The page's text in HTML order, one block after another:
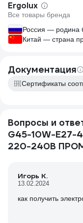
Ergolux
Все товары бренда
Россия — родина
Китай — страна
Документация
Сертификаты
Вопросы и
G45-10W-E27-
220-240В
Игорь К.
13.02.2024
как получить